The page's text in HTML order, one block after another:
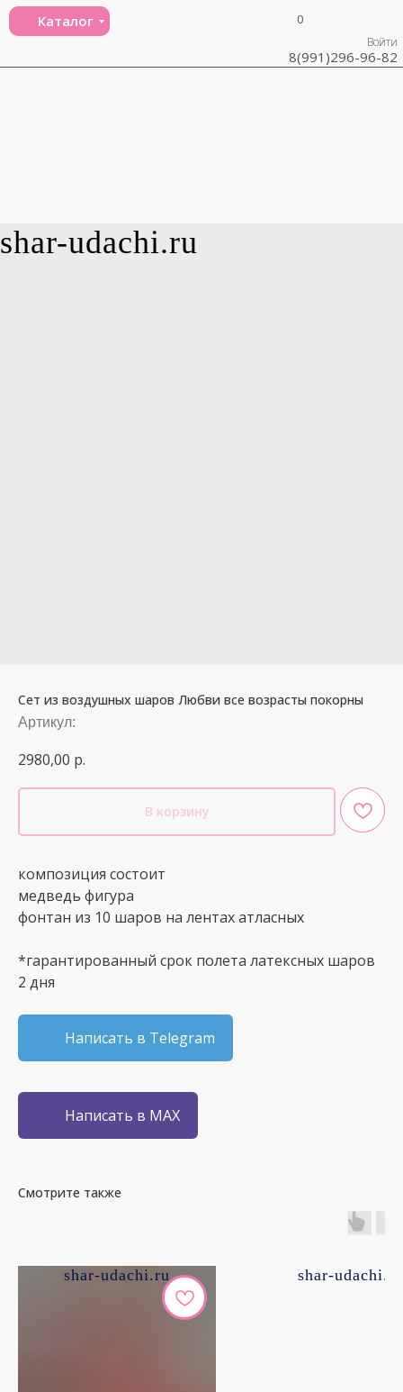
Каталог
Войти
0
8(991)296-96-82
shar-udachi.ru
Сет из воздушных шаров Любви все возрасты покорны
Артикул:
2980,00 р.
В корзину
композиция состоит
медведь фигура
фонтан из 10 шаров на лентах атласных
*гарантированный срок полета латексных шаров
2 дня
Написать в Telegram
Написать в MAX
Смотрите также
shar-udachi.ru shar-udachi.ru